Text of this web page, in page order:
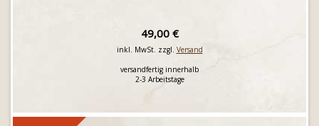
49,00 €
inkl. MwSt. zzgl. Versand
versandfertig innerhalb
2-3 Arbeitstage